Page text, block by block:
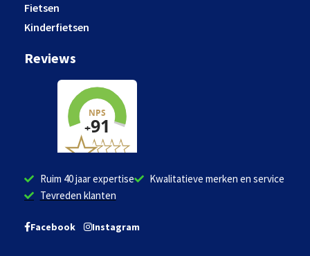
Fietsen
Kinderfietsen
Reviews
Ruim 40 jaar expertise
Kwalitatieve merken en service
Tevreden klanten
Facebook Instagram